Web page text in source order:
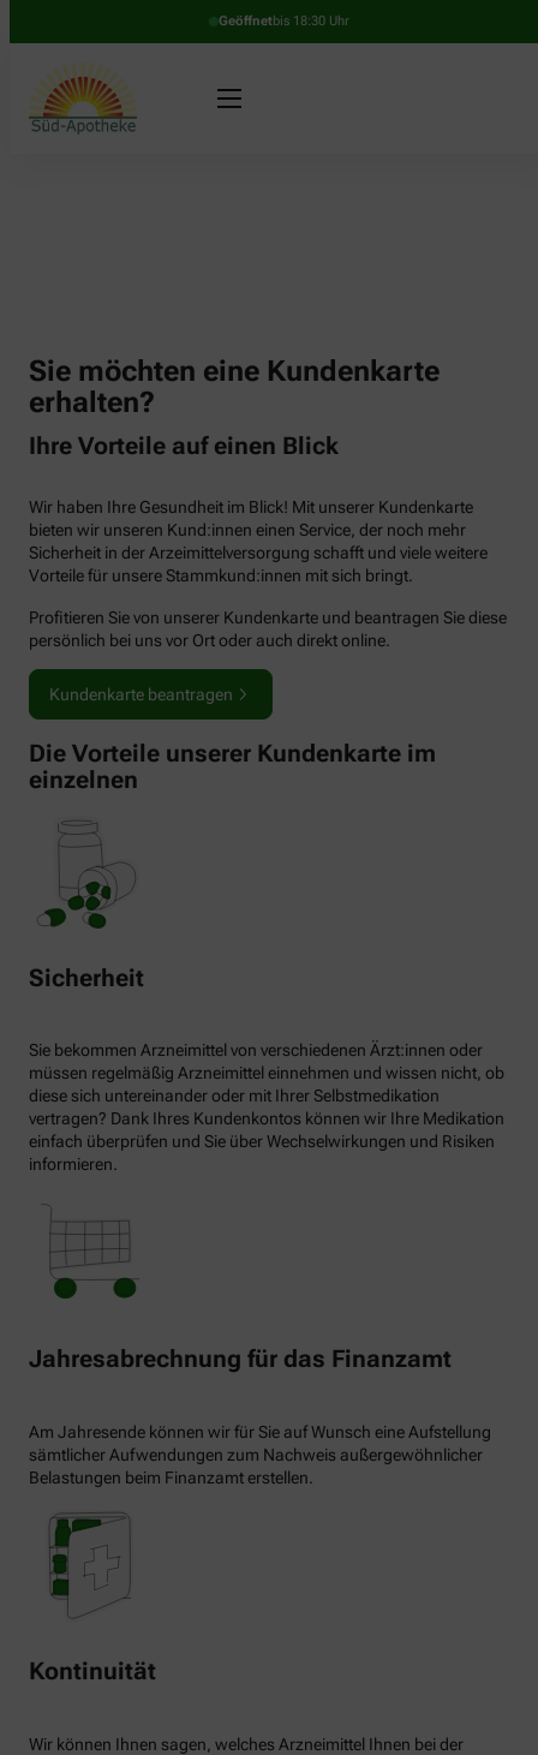
Geöffnetbis 18:30 Uhr
Sie möchten eine Kundenkarte
erhalten?
Ihre Vorteile auf einen Blick
Wir haben Ihre Gesundheit im Blick! Mit unserer Kundenkarte
bieten wir unseren Kund:innen einen Service, der noch mehr
Sicherheit in der Arzeimittelversorgung schafft und viele weitere
Vorteile für unsere Stammkund:innen mit sich bringt.
Profitieren Sie von unserer Kundenkarte und beantragen Sie diese
persönlich bei uns vor Ort oder auch direkt online.
Kundenkarte beantragen
Die Vorteile unserer Kundenkarte im
einzelnen
Sicherheit
Sie bekommen Arzneimittel von verschiedenen Ärzt:innen oder
müssen regelmäßig Arzneimittel einnehmen und wissen nicht, ob
diese sich untereinander oder mit Ihrer Selbstmedikation
vertragen? Dank Ihres Kundenkontos können wir Ihre Medikation
einfach überprüfen und Sie über Wechselwirkungen und Risiken
informieren.
Jahresabrechnung für das Finanzamt
Am Jahresende können wir für Sie auf Wunsch eine Aufstellung
sämtlicher Aufwendungen zum Nachweis außergewöhnlicher
Belastungen beim Finanzamt erstellen.
Kontinuität
Wir können Ihnen sagen, welches Arzneimittel Ihnen bei der